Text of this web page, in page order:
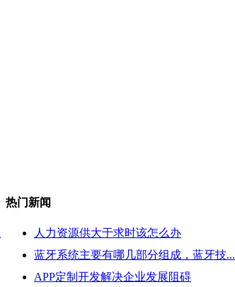
热门新闻
人力资源供大于求时该怎么办
蓝牙系统主要有哪几部分组成，蓝牙技...
APP定制开发解决企业发展阻碍